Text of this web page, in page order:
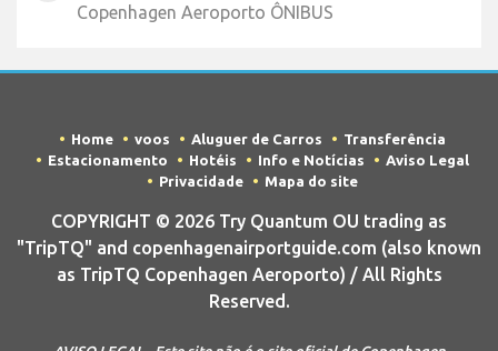
Copenhagen Aeroporto ÔNIBUS
Home voos Aluguer de Carros
Transferência
Estacionamento
Hotéis Info e Notícias
Aviso Legal
Privacidade
Mapa do site
COPYRIGHT © 2026 Try Quantum OU trading as
"TripTQ" and copenhagenairportguide.com (also known
as TripTQ Copenhagen Aeroporto) / All Rights
Reserved.